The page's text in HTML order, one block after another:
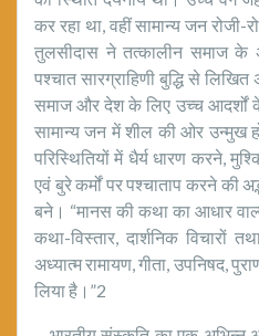
कर रहा था, वहीं सामान्य जन रोजी-
तुलसीदास ने तत्कालीन समाज
पश्चात सारग्राहिणी बुद्धि से लिखित
समाज और देश के लिए उच्च आदर्शों
सामान्य जन में शील की ओर उन्मुख
परिस्थितियों में धैर्य धारण करने,
एवं बुरे कर्मों पर पश्चाताप करने की
बने। “मानस की कथा का आधार
कथा-विस्तार, दार्शनिक विचारों
अध्यात्म रामायण, गीता, उपनिषद,
लिया है।”2